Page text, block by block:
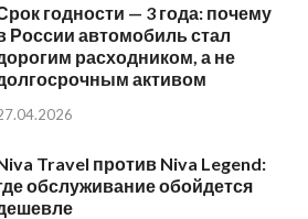
годности — 3 года: почему
России автомобиль стал
расходником, а не
активом
Travel против Niva Legend:
обслуживание обойдется